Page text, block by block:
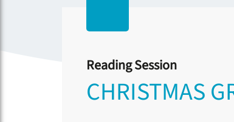
Reading Session
CHRISTMAS